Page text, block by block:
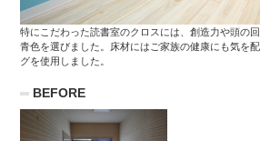
特にこだわった読書室のクロスには、創造力や頭の
青色を選びました。床材にはご家族の健康にも気を
グを使用しました。
BEFORE